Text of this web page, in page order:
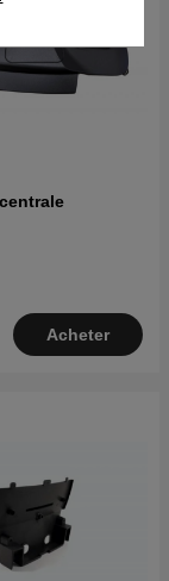
Acheter